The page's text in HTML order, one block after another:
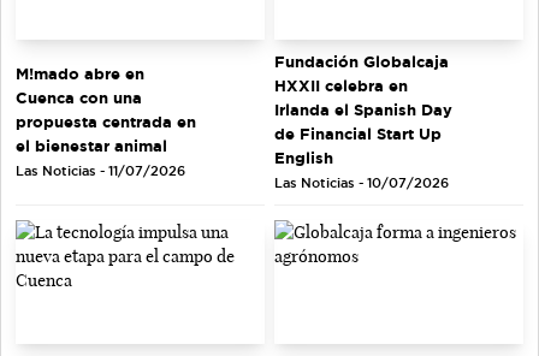
M!mado abre en
Cuenca con una
propuesta centrada en
el bienestar animal
Las Noticias - 11/07/2026
Fundación Globalcaja
HXXII celebra en
Irlanda el Spanish Day
de Financial Start Up
English
Las Noticias - 10/07/2026